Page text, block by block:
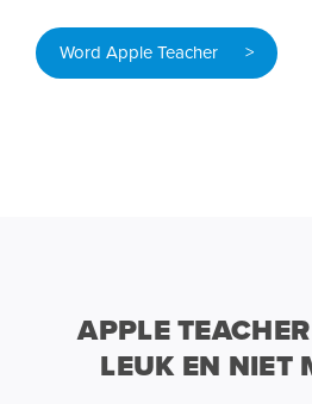
Word Apple Teacher >
APPLE
LEUK EN NIET